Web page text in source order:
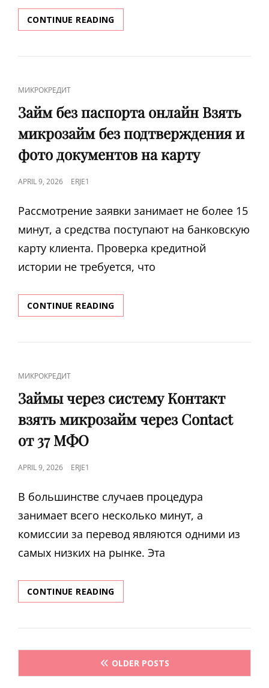
CONTINUE READINGЧТО
БУДЕТ,
НЕ
МОГУТ
ПО
ЗАКОНУ
СДЕЛАТЬ
ЗА
МФО,
ЛИ
ПОСАДИТЬ
ТЮРЬМУ
CAT
LINKS
МИКРОКРЕДИТ
Займ без паспорта онлайн Взять
микрозайм без подтверждения и
фото документов на карту
POSTED
APRIL 9, 2026 ERJE1
Рассмотрение заявки занимает не более 15
минут, а средства поступают на банковскую
карту клиента. Проверка кредитной
истории не требуется, что
CONTINUE READINGЗАЙМ
БЕЗ
ОНЛАЙН
ПОДТВЕРЖДЕНИЯ
И
ФОТО
ДОКУМЕНТОВ
CAT
LINKS
МИКРОКРЕДИТ
Займы через систему Контакт
взять микрозайм через Contact
от 37 МФО
POSTED
APRIL 9, 2026 ERJE1
В большинстве случаев процедура
занимает всего несколько минут, а
комиссии за перевод являются одними из
самых низких на рынке. Эта
CONTINUE READINGЗАЙМЫ
ЧЕРЕЗ
КОНТАКТ
МИКРОЗАЙМ
ЧЕРЕЗ
CONTACT
OLDER POSTS